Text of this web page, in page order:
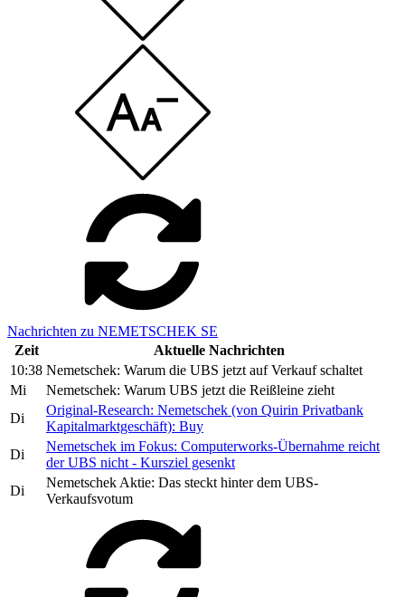
Nachrichten zu NEMETSCHEK SE
Zeit
Aktuelle Nachrichten
10:38 Nemetschek: Warum die UBS jetzt auf Verkauf schaltet
Mi
Nemetschek: Warum UBS jetzt die Reißleine zieht
Di
Original-Research: Nemetschek (von Quirin Privatbank
Kapitalmarktgeschäft): Buy
Di
Nemetschek im Fokus: Computerworks-Übernahme reicht
der UBS nicht - Kursziel gesenkt
Di
Nemetschek Aktie: Das steckt hinter dem UBS-
Verkaufsvotum